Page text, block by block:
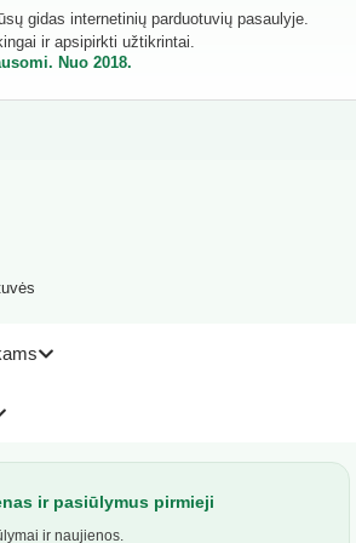
gidas internetinių parduotuvių pasaulyje.
ir apsipirkti užtikrintai.
Nuo 2018.
ir pasiūlymus pirmieji
ir naujienos.